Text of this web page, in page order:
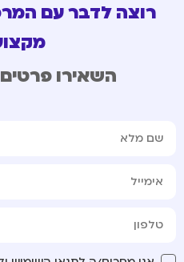
רוצה לדבר עם
השאירו פרטים